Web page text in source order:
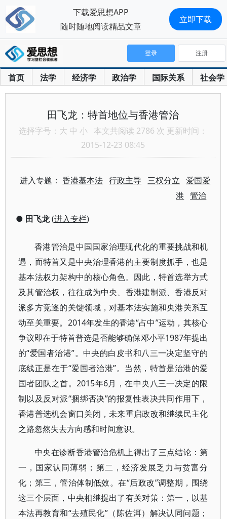
首页 法学 经济学 政治学 国际关系 社会学
登录 注册
田飞龙：特首地位与香港管治
选择字号： 大 中 小 本文共阅读 2786 次 更新时间：
2015-12-23 08:45
进入专题：香港基本法 行政主导 三权分立
爱国爱
港
管治
● 田飞龙(进入专栏)
香港管治是中国国家治理现代化的重要挑战和机
遇，而特首又是中央治理香港的主要制度抓手，也是
基本法权力架构中的核心角色。因此，特首选举方式
及其管治权，往往成为中央、香港建制派、香港反对
派多方竞逐的关键领域，对基本法实施和央港关系互
动至关重要。2014年发生的香港“占中”运动，其核心
争议即在于特首普选是否能够确保邓小平1987年提出
的“爱国者治港”。中央的白皮书和八三一决定坚守的
底线正是在于“爱国者治港”。当然，特首是治港的爱
国者团队之首。2015年6月，在中央八三一决定的限
制以及反对派“捆绑否决”的报复性表决共同作用下，
香港普选机会窗口关闭，未来重启政改和继续民主化
之路忽然失去方向感和时间意识。
中央在诊断香港管治危机上得出了三点结论：第
一，国家认同薄弱；第二，经济发展乏力与贫富分
化；第三，管治体制低效。在“后政改”调整期，围绕
这三个层面，中央相继提出了有关对策：第一，以基
本法再教育和“去殖民化”（陈佐洱）解决认同问题；
下载爱思想APP
随时随地阅读精品文章
立即下载